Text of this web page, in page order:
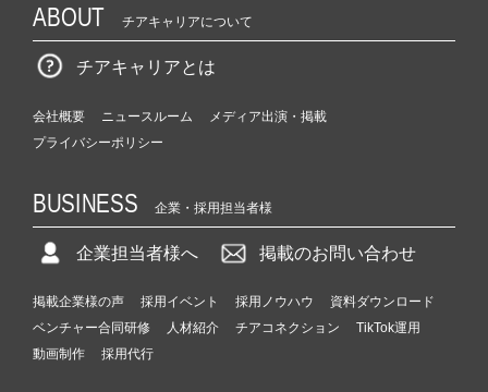
ABOUT チアキャリアについて
チアキャリアとは
会社概要 ニュースルーム
メディア出演・掲載
プライバシーポリシー
BUSINESS 企業・採用担当者様
企業担当者様へ 掲載のお問い合わせ
掲載企業様の声 採用イベント 採用ノウハウ
資料ダウンロード
ベンチャー合同研修
人材紹介 チアコネクション
TikTok運用
動画制作
採用代行